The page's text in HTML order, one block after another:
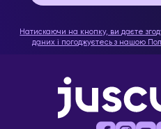
Натискаючи на кнопку, ви даєте
даних і погоджуєтесь з нашою